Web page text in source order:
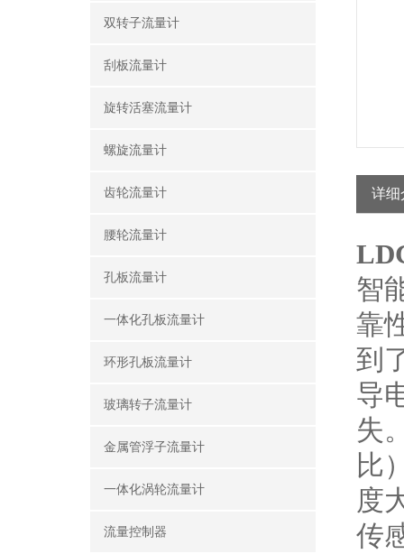
双转子流量计
刮板流量计
旋转活塞流量计
螺旋流量计
齿轮流量计
腰轮流量计
孔板流量计
一体化孔板流量计
环形孔板流量计
玻璃转子流量计
金属管浮子流量计
一体化涡轮流量计
流量控制器
详细
智
靠
到
导
失
比
度
传